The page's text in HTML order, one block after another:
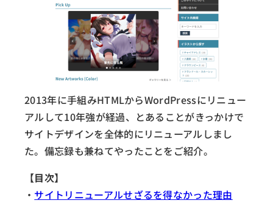
2013年に手組みHTMLからWordPressにリニュー
アルして10年強が経過、とあることがきっかけで
サイトデザインを全体的にリニューアルしまし
た。備忘録も兼ねてやったことをご紹介。
【目次】
・ サイトリニューアルせざるを得なかった理由